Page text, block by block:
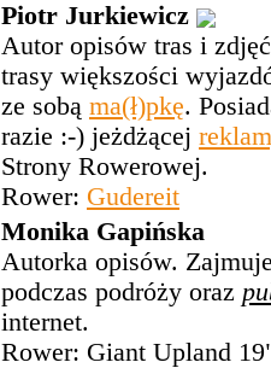
Piotr Jurkiewicz
Autor opisów tras i
trasy większości
ze sobą ma(ł)pkę.
razie :-) jeżdżącej
Strony Rowerowej.
Rower: Gudereit
Monika Gapińska
Autorka opisów.
podczas podróży oraz
internet.
Rower: Giant Upland